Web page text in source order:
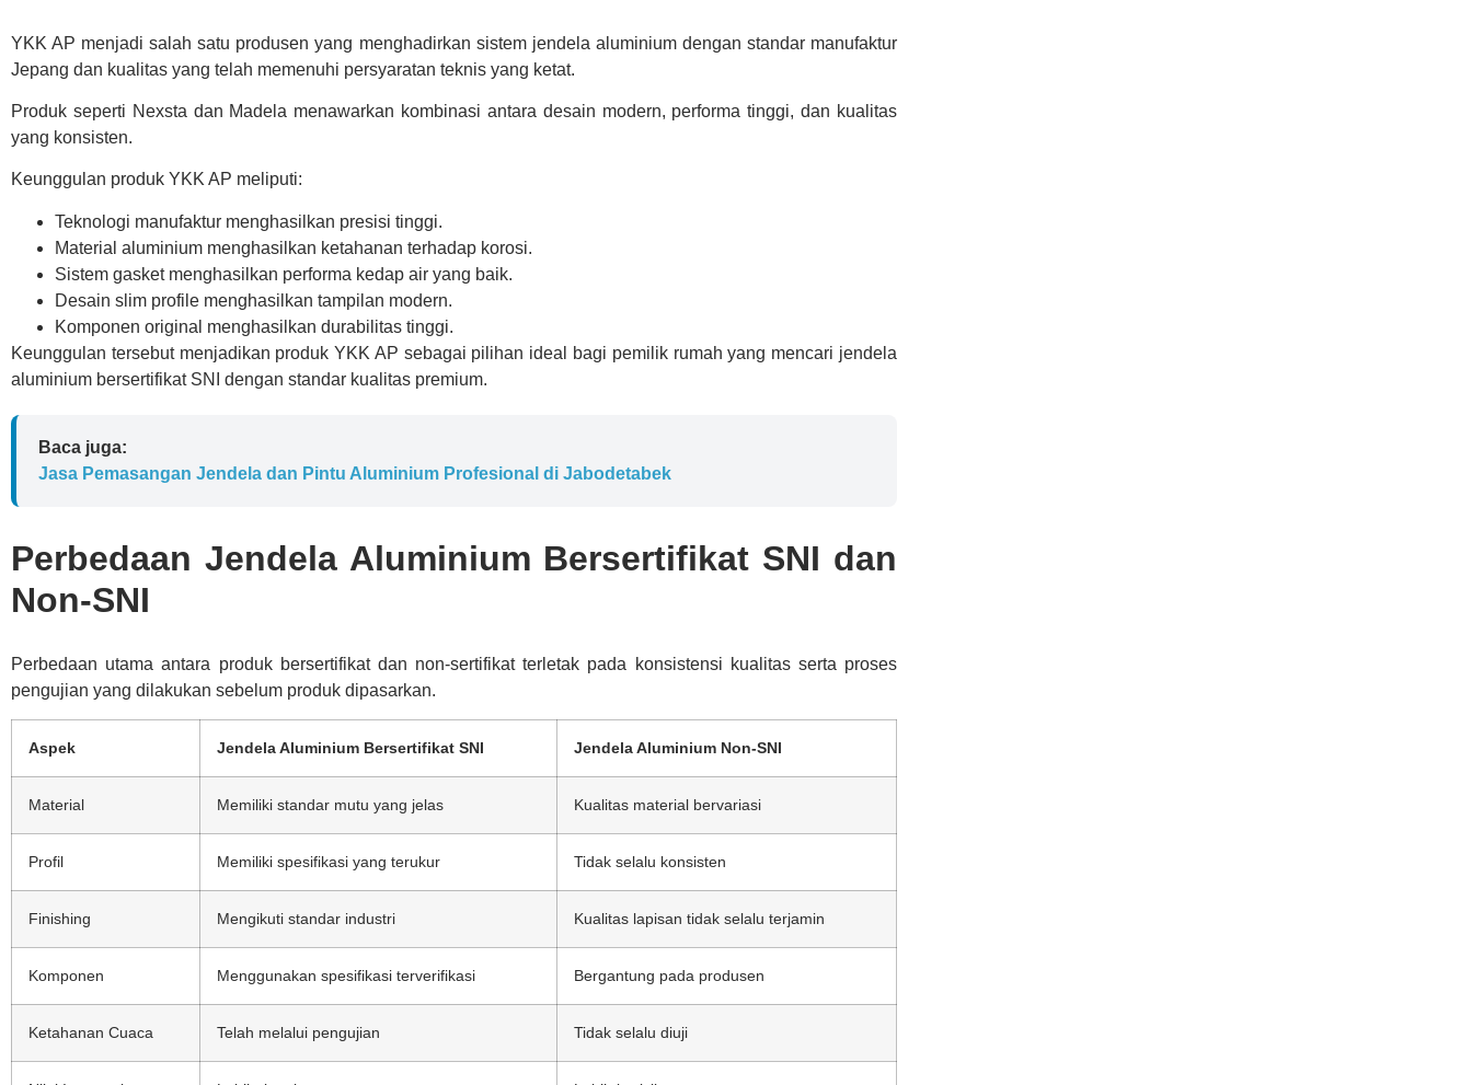
YKK AP menjadi salah satu produsen yang menghadirkan sistem jendela aluminium dengan standar manufaktur
Jepang dan kualitas yang telah memenuhi persyaratan teknis yang ketat.
Produk seperti Nexsta dan Madela menawarkan kombinasi antara desain modern, performa tinggi, dan kualitas
yang konsisten.
Keunggulan produk YKK AP meliputi:
Teknologi manufaktur menghasilkan presisi tinggi.
Material aluminium menghasilkan ketahanan terhadap korosi.
Sistem gasket menghasilkan performa kedap air yang baik.
Desain slim profile menghasilkan tampilan modern.
Komponen original menghasilkan durabilitas tinggi.
Keunggulan tersebut menjadikan produk YKK AP sebagai pilihan ideal bagi pemilik rumah yang mencari jendela
aluminium bersertifikat SNI dengan standar kualitas premium.
Baca juga:
Jasa Pemasangan Jendela dan Pintu Aluminium Profesional di Jabodetabek
Perbedaan Jendela Aluminium Bersertifikat SNI dan
Non-SNI
Perbedaan utama antara produk bersertifikat dan non-sertifikat terletak pada konsistensi kualitas serta proses
pengujian yang dilakukan sebelum produk dipasarkan.
Aspek Jendela Aluminium Bersertifikat SNI Jendela Aluminium Non-SNI
Material Memiliki standar mutu yang jelas Kualitas material bervariasi
Profil Memiliki spesifikasi yang terukur Tidak selalu konsisten
Finishing Mengikuti standar industri Kualitas lapisan tidak selalu terjamin
Komponen Menggunakan spesifikasi terverifikasi Bergantung pada produsen
Ketahanan Cuaca Telah melalui pengujian Tidak selalu diuji